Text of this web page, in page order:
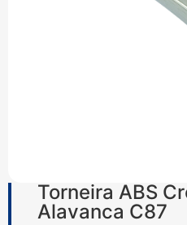
Torneira ABS
Alavanca C87